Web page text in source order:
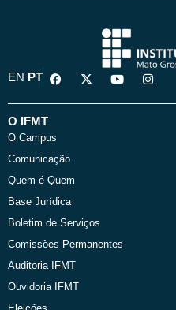
EN PT
F
a
e
o
k
X
-
w
Y
o
t
I
n
t
O IFMT
O Campus
Comunicação
Quem é Quem
Base Jurídica
Boletim de Serviços
Comissões Permanentes
Auditoria IFMT
Ouvidoria IFMT
Eleições